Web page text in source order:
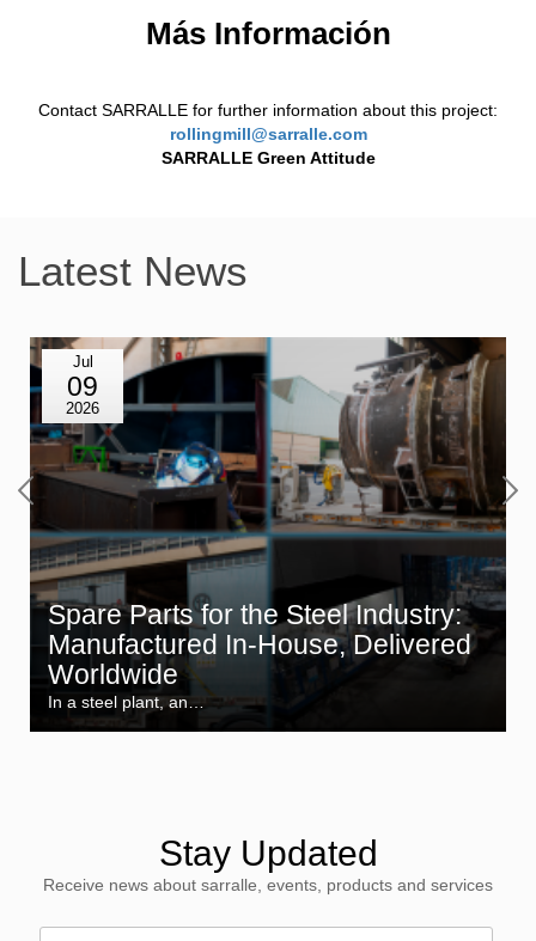
Más Información
Contact SARRALLE for further information about this project:
rollingmill@sarralle.com
SARRALLE Green Attitude
Latest News
Jul
09
2026
Spare Parts for the Steel Industry:
Manufactured In-House, Delivered
Worldwide
In a steel plant, an…
Stay Updated
Receive news about sarralle, events, products and services